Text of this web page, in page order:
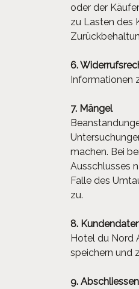
oder der
zu Lasten des
6.
Informationen
7. Mängel
machen. Bei
Ausschlusses
Falle des
zu.
8.
Hotel du Nord
speichern und
9.